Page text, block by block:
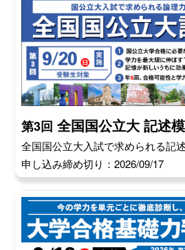
第3回 全国国公立大 記述
全国国公立大入試で求められる記
申し込み締め切り：2026/09/17